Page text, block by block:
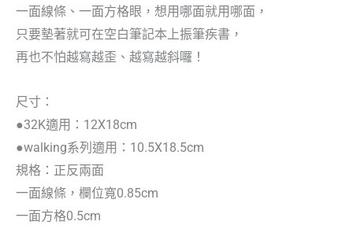
一面線條、一面方格眼，想用哪面就用哪面，
只要墊著就可在空白筆記本上振筆疾書，
再也不怕越寫越歪、越寫越斜囉！
尺寸：
●32K適用：12X18cm
●walking系列適用：10.5X18.5cm
規格：正反兩面
一面線條，欄位寬0.85cm
一面方格0.5cm